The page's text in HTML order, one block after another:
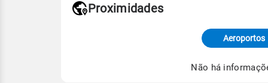
de Tempo e Estudos Climáticos
Proximidades
Aeroportos
Não há